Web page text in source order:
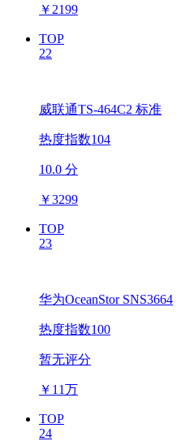
￥ 2199
TOP
22
威联通TS-464C2 标准
热度指数104
10.0 分
￥3299
TOP
23
华为OceanStor SNS3664
热度指数100
暂无评分
￥ 11万
TOP
24